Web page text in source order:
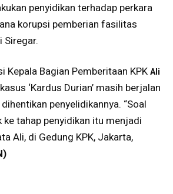
penyidikan terhadap perkara
korupsi pemberian fasilitas
Siregar.
Kepala Bagian Pemberitaan KPKAli
‘Kardus Durian’ masih berjalan
penyelidikannya. “Soal
ke tahap penyidikan itu menjadi
Ali, di Gedung KPK, Jakarta,